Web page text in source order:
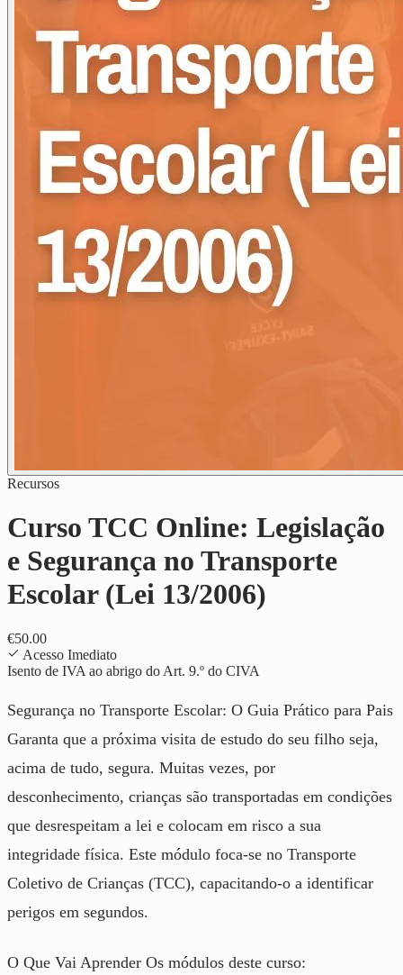
Recursos
Curso TCC Online: Legislação
e Segurança no Transporte
Escolar (Lei 13/2006)
€50.00
Acesso Imediato
Isento de IVA ao abrigo do Art. 9.º do CIVA
Segurança no Transporte Escolar: O Guia Prático para Pais
Garanta que a próxima visita de estudo do seu filho seja,
acima de tudo, segura. Muitas vezes, por
desconhecimento, crianças são transportadas em condições
que desrespeitam a lei e colocam em risco a sua
integridade física. Este módulo foca-se no Transporte
Coletivo de Crianças (TCC), capacitando-o a identificar
perigos em segundos.
O Que Vai Aprender Os módulos deste curso: